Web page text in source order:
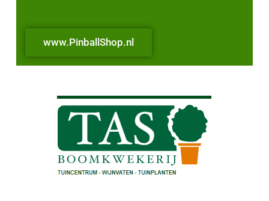
www.PinballShop.nl